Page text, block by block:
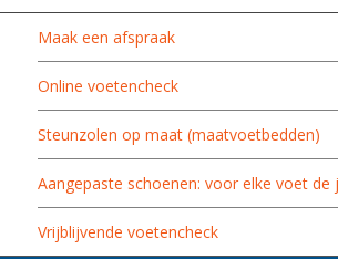
Maak een afspraak
Online voetencheck
Steunzolen op maat (maatvoetbedden)
Aangepaste schoenen: voor elke voet de
Vrijblijvende voetencheck